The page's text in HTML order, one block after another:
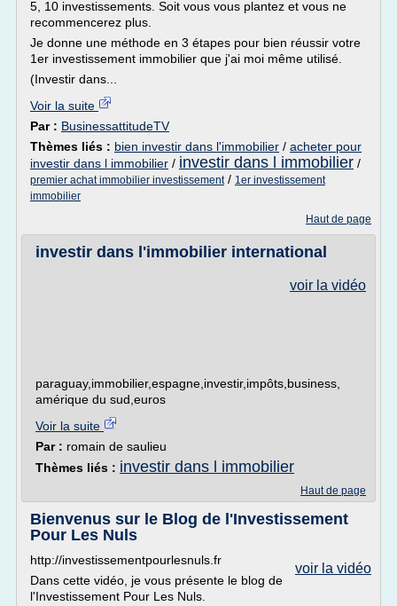
5, 10 investissements. Soit vous vous plantez et vous ne
recommencerez plus.
Je donne une méthode en 3 étapes pour bien réussir votre
1er investissement immobilier que j'ai moi même utilisé.
(Investir dans...
Voir la suite
Par : BusinessattitudeTV
Thèmes liés : bien investir dans l'immobilier / acheter pour
investir dans l immobilier / investir dans l immobilier /
premier achat immobilier investissement/ 1er investissement
immobilier
Haut de page
investir dans l'immobilier international
voir la vidéo
paraguay,immobilier,espagne,investir,impôts,business,
amérique du sud,euros
Voir la suite
Par : romain de saulieu
Thèmes liés : investir dans l immobilier
Haut de page
Bienvenus sur le Blog de l'Investissement
Pour Les Nuls
voir la vidéo
http://investissementpourlesnuls.fr
Dans cette vidéo, je vous présente le blog de
l'Investissement Pour Les Nuls.